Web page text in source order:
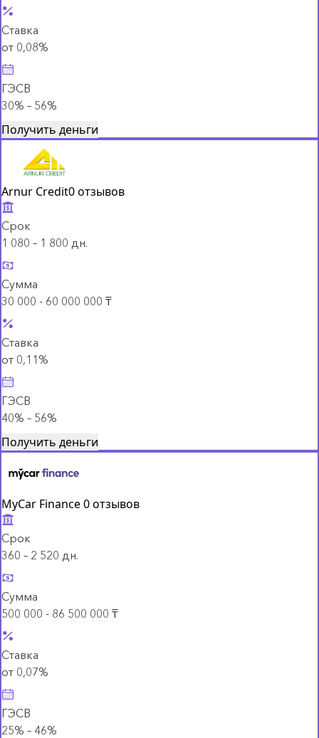
Ставка
от 0,08%
ГЭСВ
30% – 56%
Получить деньги
Arnur Credit0 отзывов
Срок
1 080 – 1 800 дн.
Сумма
30 000 - 60 000 000 ₸
Ставка
от 0,11%
ГЭСВ
40% – 56%
Получить деньги
MyCar Finance0 отзывов
Срок
360 – 2 520 дн.
Сумма
500 000 - 86 500 000 ₸
Ставка
от 0,07%
ГЭСВ
25% – 46%